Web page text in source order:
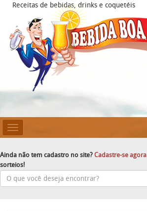
Receitas de bebidas, drinks e coquetéis
Mesclar
Navegação
Ainda não tem cadastro no site? Cadastre-se agora
sorteios!